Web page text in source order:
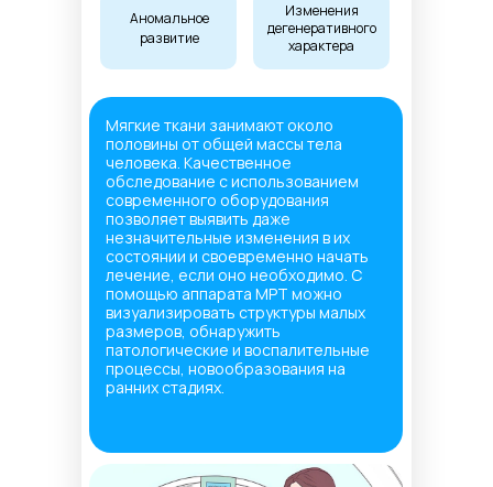
Изменения
дегенеративного
характера
Аномальное
развитие
Мягкие ткани занимают около
половины от общей массы тела
человека. Качественное
обследование с использованием
современного оборудования
позволяет выявить даже
незначительные изменения в их
состоянии и своевременно начать
лечение, если оно необходимо. С
помощью аппарата МРТ можно
визуализировать структуры малых
размеров, обнаружить
патологические и воспалительные
процессы, новообразования на
ранних стадиях.